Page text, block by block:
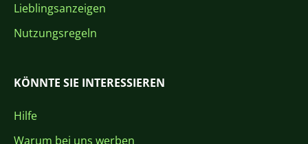
Lieblingsanzeigen
Nutzungsregeln
KÖNNTE SIE INTERESSIEREN
Hilfe
Warum bei uns werben